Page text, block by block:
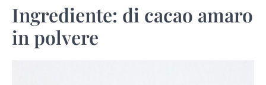
Ingrediente: di cacao amaro
in polvere